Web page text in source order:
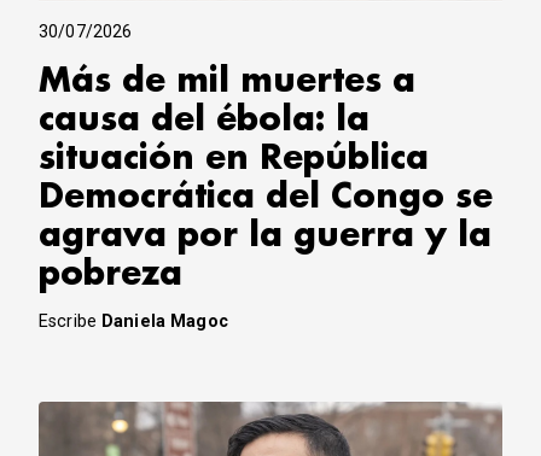
30/07/2026
Más de mil muertes a
causa del ébola: la
situación en República
Democrática del Congo se
agrava por la guerra y la
pobreza
Escribe Daniela Magoc